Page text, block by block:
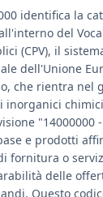
identifica la
del
(CPV), il
dell'Unione
che rientra nel
inorganici
"14000000
e prodotti
fornitura o
delle
Questo